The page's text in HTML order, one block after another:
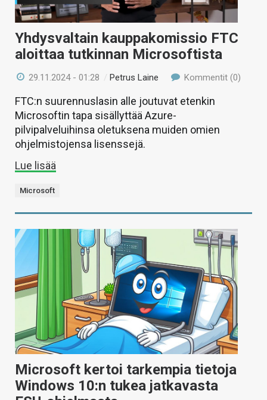
Yhdysvaltain kauppakomissio FTC
aloittaa tutkinnan Microsoftista
29.11.2024 - 01:28 /Petrus Laine Kommentit (0)
FTC:n suurennuslasin alle joutuvat etenkin
Microsoftin tapa sisällyttää Azure-
pilvipalveluihinsa oletuksena muiden omien
ohjelmistojensa lisenssejä.
Lue lisää
Microsoft
Microsoft kertoi tarkempia tietoja
Windows 10:n tukea jatkavasta